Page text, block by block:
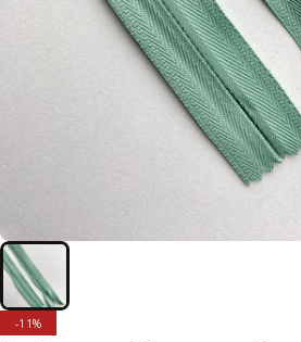
ELADÁS
-11%